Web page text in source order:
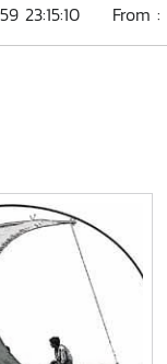
23:15:10 From :